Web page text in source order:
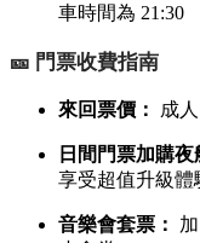
車時間為 21:30
🎫 門票收費指南
來回票價： 成
日間門票加購夜
享受超值升級體
音樂會套票：